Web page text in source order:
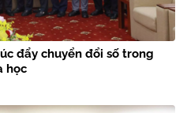
đẩy chuyển đổi số trong
học